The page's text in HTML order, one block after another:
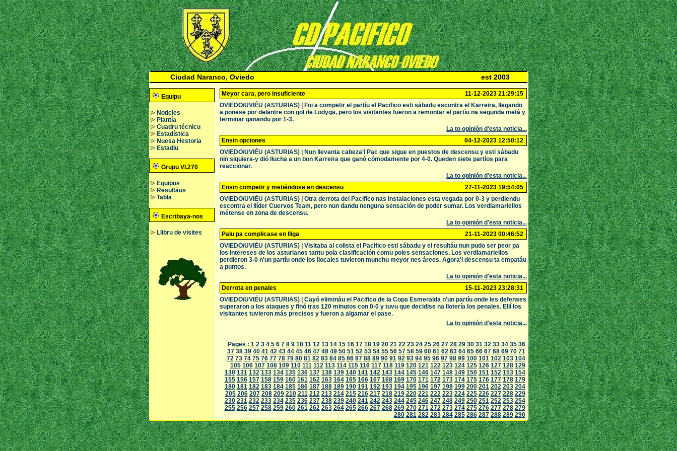
Ciudad Naranco, Oviedo est 2003
Equipu
Noticies
Plantía
Cuadru técnicu
Estadística
Nuesa Hestoria
Estadiu
Grupu VI.270
Equipus
Resultáus
Tabla
Escribaya-nos
Llibru de visites
Meyor cara, pero insuficiente
11-12-2023 21:29:15
OVIEDO/UVIÉU (ASTURIAS) | Foi a competir el partíu el Pacifico esti sábadu escontra el Karreira, llegando
a ponese por delantre con gol de Lodyga, pero los visitantes fueron a remontar el partíu na segunda metá y
terminar ganandu por 1-3.
La to opinión d'esta noticia...
Ensin opciones
04-12-2023 12:50:12
OVIEDO/UVIÉU (ASTURIAS) | Nun llevanta cabeza'l Pac que sigue en puestos de descensu y esti sábadu
nin siquiera-y dió llucha a un bon Karreira que ganó cómodamente por 4-0. Queden siete partíos para
reaccionar.
La to opinión d'esta noticia...
Ensin competir y metiéndose en descensu
27-11-2023 19:54:05
OVIEDO/UVIÉU (ASTURIAS) | Otra derrota del Pacifico nas Instalaciones esta vegada por 0-3 y perdiendu
escontra el llíder Cuervos Team, pero nun dandu nenguna sensación de poder sumar. Los verdiamariellos
métense en zona de descensu.
La to opinión d'esta noticia...
Palu pa complicase en lliga
21-11-2023 00:46:52
OVIEDO/UVIÉU (ASTURIAS) | Visitaba al colista el Pacifico esti sábadu y el resultáu nun pudo ser peor pa
los intereses de los asturianos tantu pola clasificación comu poles sensaciones. Los verdiamariellos
perdieron 3-0 n'un partíu onde los llocales tuvieron munchu meyor nes árees. Agora'l descensu ta empatáu
a puntos.
La to opinión d'esta noticia...
Derrota en penales
15-11-2023 23:28:31
OVIEDO/UVIÉU (ASTURIAS) | Cayó elimináu el Pacifico de la Copa Esmeralda n'un partíu onde les defenses
superaron a los ataques y finó tras 120 minutos con 0-0 y tuvu que decidise na llotería los penales. Ellí los
visitantes tuvieron más precisos y fueron a algamar el pase.
La to opinión d'esta noticia...
Pages : 1 2 3 4 5 6 7 8 9 10 11 12 13 14 15 16 17 18 19 20 21 22 23 24 25 26 27 28 29 30 31 32 33 34 35 36
3738 39 40 41 42 43 44 45 46 47 48 49 50 51 52 53 54 55 56 57 58 59 60 61 62 63 64 65 66 67 68 69 70 71
72 73 74 75 76 77 78 79 80 81 82 83 84 85 86 87 88 89 90 91 92 93 94 95 96 97 98 99 100 101 102 103 104
105 106 107 108 109 110 111 112 113 114 115 116 117 118 119 120 121 122 123 124 125 126 127 128 129
130 131 132 133 134 135 136 137 138 139 140 141 142 143 144 145 146 147 148 149 150 151 152 153 154
155 156 157 158 159 160 161 162 163 164 165 166 167 168 169 170 171 172 173 174 175 176 177 178 179
180 181 182 183 184 185 186 187 188 189 190 191 192 193 194 195 196 197 198 199 200 201 202 203 204
205 206 207 208 209 210 211 212 213 214 215 216 217 218 219 220 221 222 223 224 225 226 227 228 229
230 231 232 233 234 235 236 237 238 239 240 241 242 243 244 245 246 247 248 249 250 251 252 253 254
255 256 257 258 259 260 261 262 263 264 265 266 267 268 269 270 271 272 273 274 275 276 277 278 279
280 281 282 283 284 285 286 287 288 289 290